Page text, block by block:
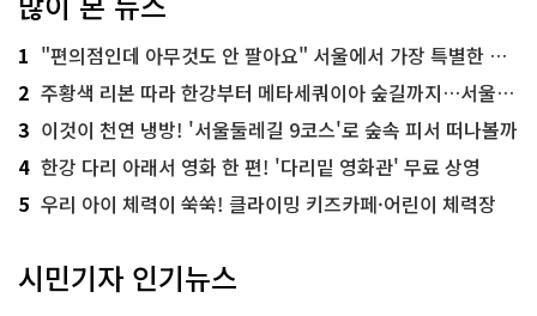
1 "편의점인데 아무것도 안 팔아요" 서울에서 가장 특별한 편의점의 정체
2 주황색 리본 따라 한강부터 메타세쿼이아 숲길까지…서울둘레길 15코스
3 이것이 천연 냉방! '서울둘레길 9코스'로 숲속 피서 떠나볼까
4 한강 다리 아래서 영화 한 편! '다리밑 영화관' 무료 상영
5 우리 아이 체력이 쑥쑥! 클라이밍 키즈카페·어린이 체력장
시민기자 인기뉴스